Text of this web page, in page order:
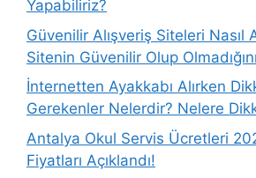
Yapabiliriz?
Güvenilir Alışveriş Siteleri Nasıl
Sitenin Güvenilir Olup
İnternetten Ayakkabı Alırken
Gerekenler Nelerdir? Nelere
Antalya Okul Servis Ücretleri
Fiyatları Açıklandı!